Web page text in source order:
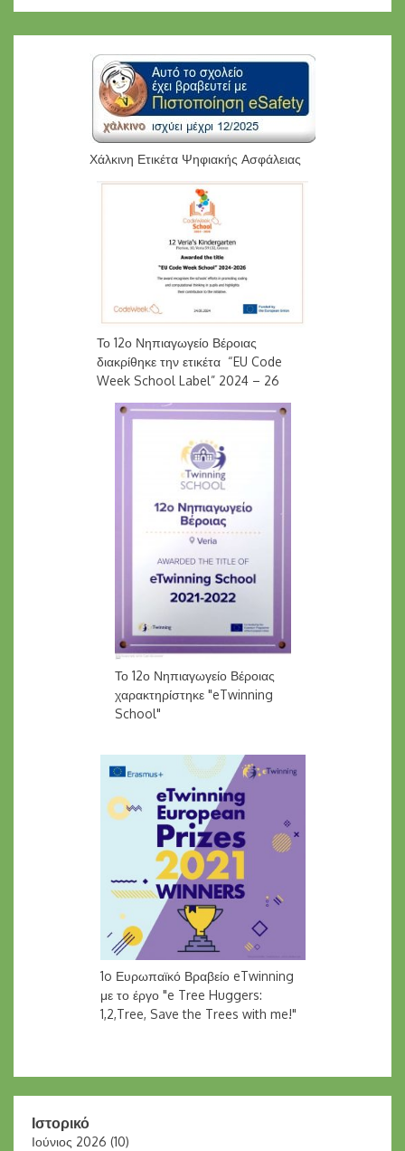
Χάλκινη Ετικέτα Ψηφιακής Ασφάλειας
Το 12ο Νηπιαγωγείο Βέροιας
διακρίθηκε την ετικέτα “EU Code
Week School Label” 2024 – 26
Το 12ο Νηπιαγωγείο Βέροιας
χαρακτηρίστηκε "eTwinning
School"
1o Ευρωπαϊκό Βραβείο eTwinning
με το έργο "e Tree Huggers:
1,2,Tree, Save the Trees with me!"
Ιστορικό
Ιούνιος 2026 (10)